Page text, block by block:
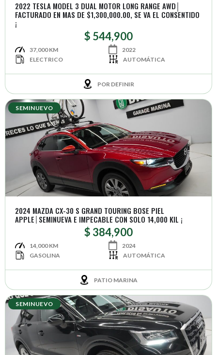
2022 TESLA MODEL 3 DUAL MOTOR LONG RANGE AWD│
FACTURADO EN MAS DE $1,300,000.00, SE VA EL CONSENTIDO
¡
$ 544,900
37,000 KM
2022
ELECTRICO
AUTOMÁTICA
POR DEFINIR
SEMINUEVO
2024 MAZDA CX-30 S GRAND TOURING BOSE PIEL
APPLE│SEMINUEVA E IMPECABLE CON SOLO 14,000 KIL ¡
$ 384,900
14,000 KM
2024
GASOLINA
AUTOMÁTICA
PATIO MARINA
SEMINUEVO